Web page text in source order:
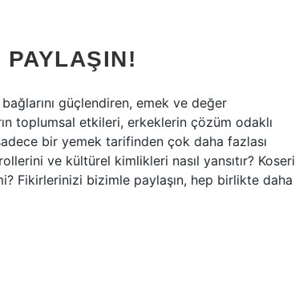
güçlendiren, emek ve değer
toplumsal etkileri, erkeklerin çözüm odaklı
bir yemek tarifinden çok daha fazlası
ve kültürel kimlikleri nasıl yansıtır? Koseri
Fikirlerinizi bizimle paylaşın, hep birlikte daha